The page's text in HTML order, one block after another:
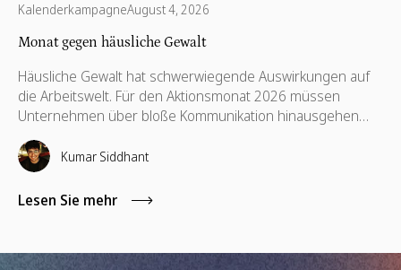
KalenderkampagneAugust 4, 2026
Monat gegen häusliche Gewalt
Häusliche Gewalt hat schwerwiegende Auswirkungen auf
die Arbeitswelt. Für den Aktionsmonat 2026 müssen
Unternehmen über bloße Kommunikation hinausgehen
und unterstützende Richtlinien, finanzielle Hilfsangebote,
Schulungen für Führungskräfte sowie kompetenzbasiertes
Ehrenamt implementieren.
Kumar Siddhant
Lesen Sie mehr